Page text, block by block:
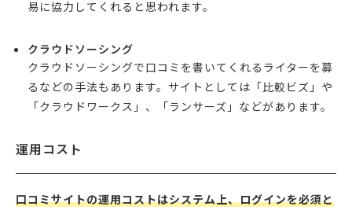
易に協力してくれると思われます。
クラウドソーシング
クラウドソーシングで口コミを書いてくれるライターを募
るなどの手法もあります。サイトとしては「比較ビズ」や
「クラウドワークス」、「ランサーズ」などがあります。
運用コスト
口コミサイトの運用コストはシステム上、ログインを必須と